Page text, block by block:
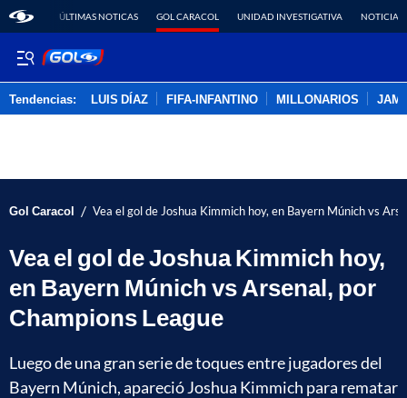
ÚLTIMAS NOTICAS GOL CARACOL UNIDAD INVESTIGATIVA NOTICIAS
Tendencias: LUIS DÍAZ FIFA-INFANTINO MILLONARIOS
Gol Caracol / Vea el gol de Joshua Kimmich hoy, en Bayern Múnich vs
Vea el gol de Joshua Kimmich hoy,
en Bayern Múnich vs Arsenal, por
Champions League
Luego de una gran serie de toques entre jugadores del
Bayern Múnich, apareció Joshua Kimmich para rematar